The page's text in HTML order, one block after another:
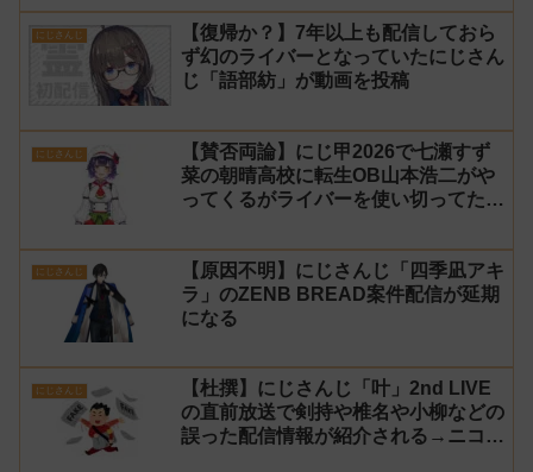
にじさんじ
【復帰か？】7年以上も配信しておら
ず幻のライバーとなっていたにじさん
じ「語部紡」が動画を投稿
にじさんじ
【賛否両論】にじ甲2026で七瀬すず
菜の朝晴高校に転生OB山本浩二がや
ってくるがライバーを使い切ってたの
イバーの転生が可能に
にじさんじ
【原因不明】にじさんじ「四季凪アキ
ラ」のZENB BREAD案件配信が延期
になる
にじさんじ
【杜撰】にじさんじ「叶」2nd LIVE
の直前放送で剣持や椎名や小柳などの
誤った配信情報が紹介される→ニコニ